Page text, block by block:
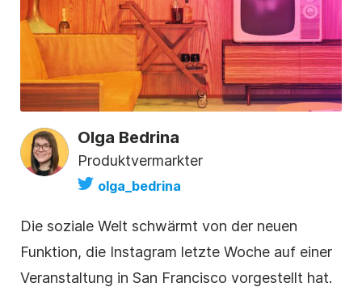
Olga Bedrina
Produktvermarkter
olga_bedrina
Die soziale Welt schwärmt von der neuen
Funktion, die Instagram letzte Woche auf einer
Veranstaltung in San Francisco vorgestellt hat.